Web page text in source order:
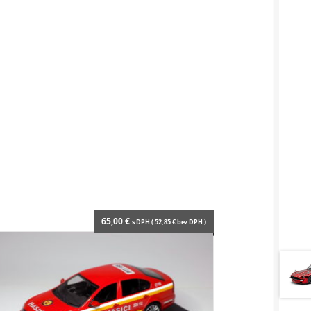
65,00€ s DPH (52,85€bez DPH )